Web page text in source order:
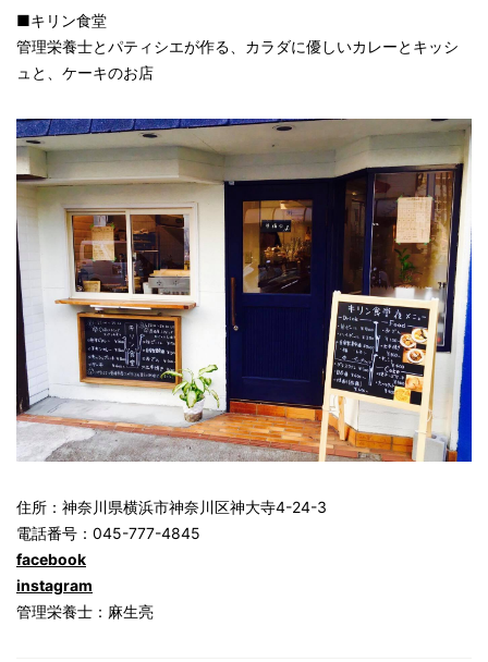
■キリン食堂
管理栄養士とパティシエが作る、カラダに優しいカレーとキッシ
ュと、ケーキのお店
住所：神奈川県横浜市神奈川区神大寺4-24-3
電話番号：045-777-4845
facebook
instagram
管理栄養士：麻生亮